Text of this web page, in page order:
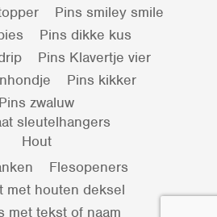
Pins smiley smile
Pins dikke kus
Pins Klavertje vier
Pins kikker
Pins zwaluw
sleutelhangers
Hout
Flesopeners
met houten deksel
met tekst of naam